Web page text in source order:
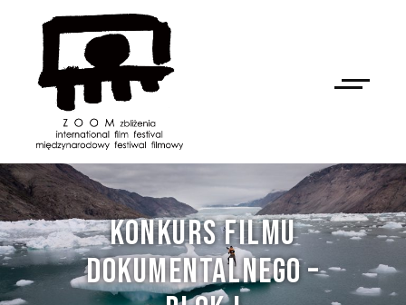
KONKURS FILMU
DOKUMENTALNEGO –